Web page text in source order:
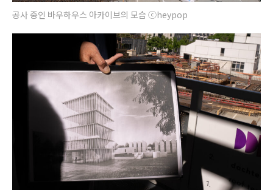
공사 중인 바우하우스 아카이브의 모습 ⓒheypop